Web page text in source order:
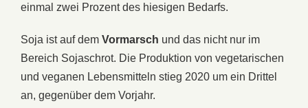
einmal zwei Prozent des hiesigen Bedarfs.
Soja ist auf dem Vormarsch und das nicht nur im
Bereich Sojaschrot. Die Produktion von vegetarischen
und veganen Lebensmitteln stieg 2020 um ein Drittel
an, gegenüber dem Vorjahr.